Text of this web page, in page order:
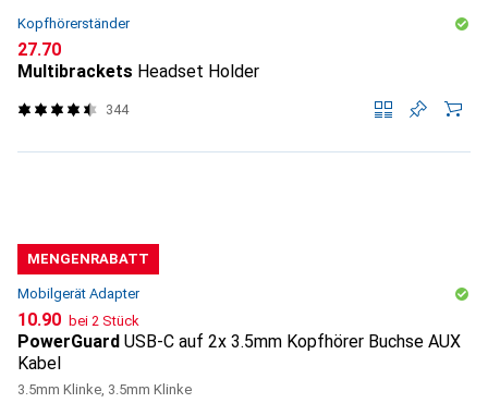
Kopfhörerständer
CHF
27.70
Multibrackets Headset Holder
344
MENGENRABATT
Mobilgerät Adapter
CHF
10.90 bei 2 Stück
PowerGuard USB-C auf 2x 3.5mm Kopfhörer Buchse AUX
Kabel
3.5mm Klinke, 3.5mm Klinke